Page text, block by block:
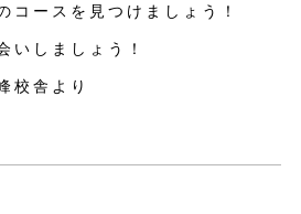
コースを見つけましょう！
いしましょう！
校舎より